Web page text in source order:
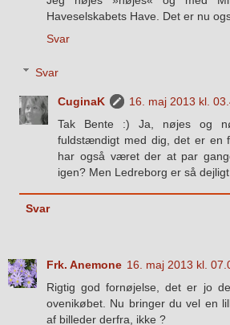
Haveselskabets Have. Det er nu
Svar
Svar
CuginaK
16. maj 2013 kl.
Tak Bente :) Ja, nøjes og
fuldstændigt med dig, det er en
har også været der at par
igen? Men Ledreborg er så
Svar
Frk. Anemone 16. maj 2013 kl.
Rigtig god fornøjelse, det er jo
ovenikøbet. Nu bringer du vel en
af billeder derfra, ikke ?